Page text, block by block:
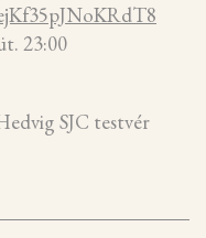
23:00
SJC testvér